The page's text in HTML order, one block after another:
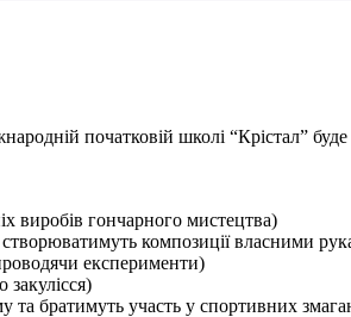
початковій школі “Крістал”
виробів гончарного мистецтва)
створюватимуть композиції власними
експерименти)
закулісся)
братимуть участь у спортивних